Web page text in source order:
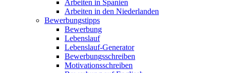
Arbeiten in Spanien
Arbeiten in den Niederlanden
Bewerbungstipps
Bewerbung
Lebenslauf
Lebenslauf-Generator
Bewerbungsschreiben
Motivationsschreiben